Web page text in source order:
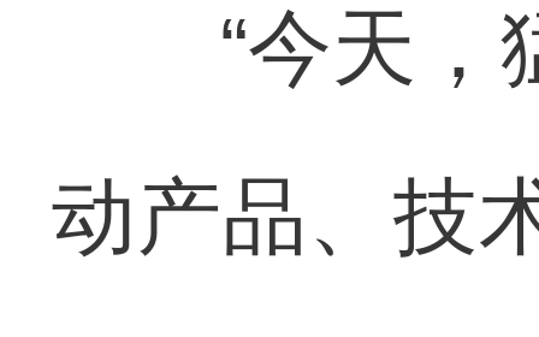
“今天，猛
动产品、技